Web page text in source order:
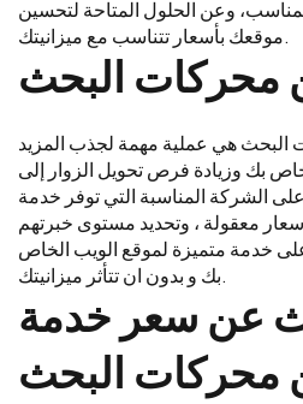
وعن الحلول المتاحة لتحسين
موقعك بأسعار تتناسب مع ميزانيتك.
محركات البحث
هي عملية مهمة لجذب المزيد
بك وزيادة فرص تحويل الزوار إلى
على الشركة المناسبة التي توفر خدمة
معقولة ، وتحديد مستوى خبرتهم
خدمة متميزة لموقع الويب الخاص
بك و بدون ان تتأثر ميزانيتك.
عن سعر خدمة
محركات البحث